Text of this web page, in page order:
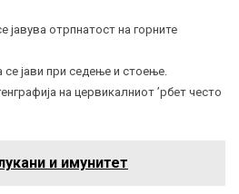
јавува отрпнатост на горните
јави при седење и стоење.
на цервикалниот ’рбет често
и имунитет